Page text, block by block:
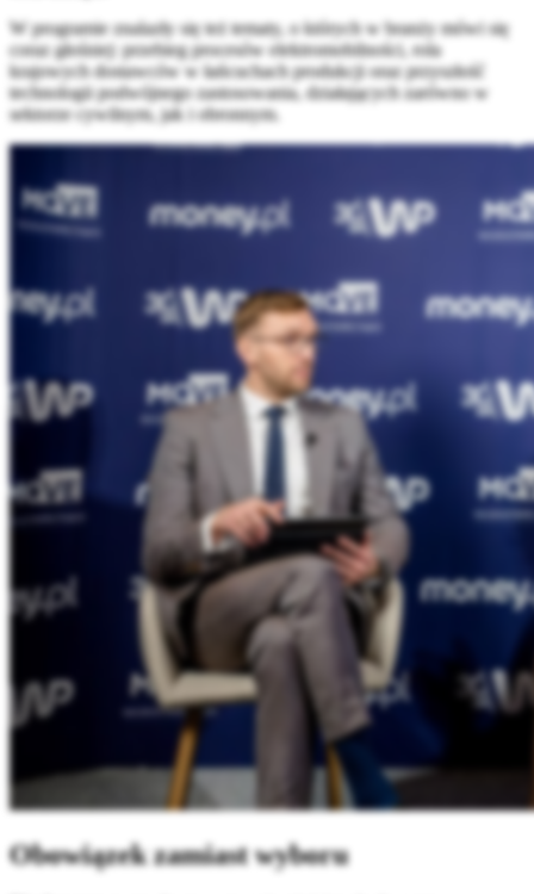
W programie znalazły się też tematy, o których w branży mówi się
coraz głośniej: przebieg procesów elektromobilności, rola
krajowych dostawców w łańcuchach produkcji oraz przyszłość
technologii podwójnego zastosowania, działających zarówno w
sektorze cywilnym, jak i obronnym.
Obowiązek zamiast wyboru